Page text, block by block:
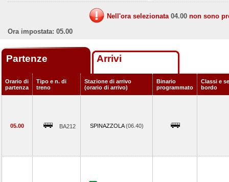
Nell'ora selezionata 04.00 non sono
Ora impostata: 05.00
Partenze Arrivi
Orario di
partenza
Tipo e n. di
treno
Stazione di arrivo
(orario di arrivo)
Binario
programmato
Classi e
bordo
05.00 BA212 SPINAZZOLA(06.40)